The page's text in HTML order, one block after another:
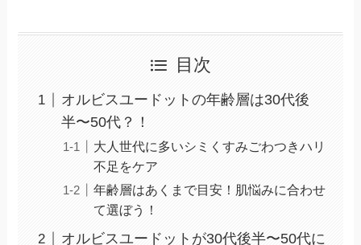
目次
オルビスユードットの年齢層は30代後
半〜50代？！
大人世代に多いシミくすみごわつきハリ
不足をケア
年齢層はあくまで目安！肌悩みに合わせ
て選ぼう！
オルビスユードットが30代後半〜50代に